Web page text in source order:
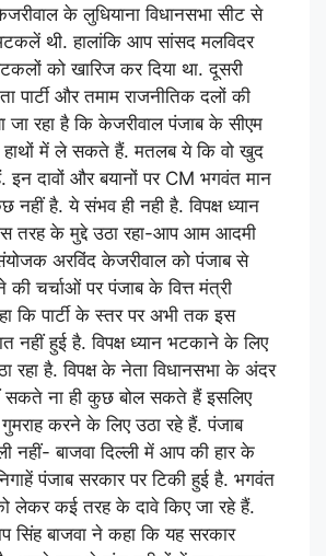
के लुधियाना विधानसभा सीट से
थी. हालांकि आप सांसद मलविदर
को खारिज कर दिया था. दूसरी
पार्टी और तमाम राजनीतिक दलों की
जा रहा है कि केजरीवाल पंजाब के सीएम
हाथों में ले सकते हैं. मतलब ये कि वो खुद
दावों और बयानों पर CM भगवंत मान
नहीं है. ये संभव ही नही है. विपक्ष ध्यान
तरह के मुद्दे उठा रहा-आप आम आदमी
संयोजक अरविंद केजरीवाल को पंजाब से
की चर्चाओं पर पंजाब के वित्त मंत्री
कि पार्टी के स्तर पर अभी तक इस
नहीं हुई है. विपक्ष ध्यान भटकाने के लिए
रहा है. विपक्ष के नेता विधानसभा के अंदर
सकते ना ही कुछ बोल सकते हैं इसलिए
करने के लिए उठा रहे हैं. पंजाब
नहीं- बाजवा दिल्ली में आप की हार के
पंजाब सरकार पर टिकी हुई है. भगवंत
लेकर कई तरह के दावे किए जा रहे हैं.
सिंह बाजवा ने कहा कि यह सरकार